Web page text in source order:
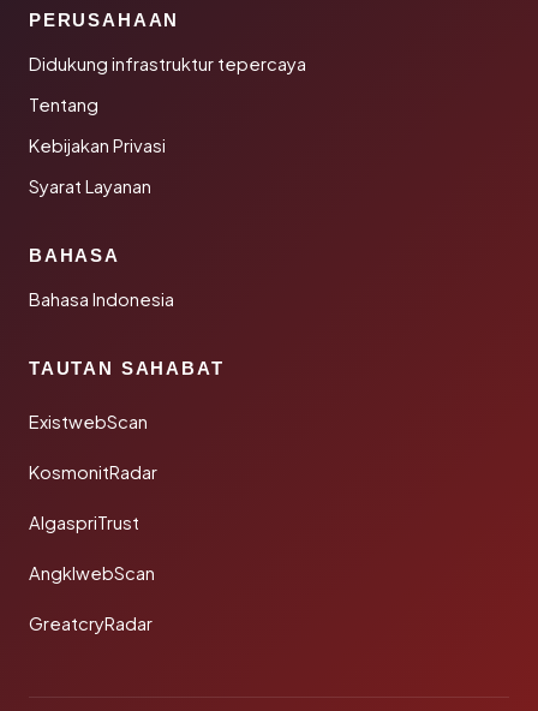
PERUSAHAAN
Didukung infrastruktur tepercaya
Tentang
Kebijakan Privasi
Syarat Layanan
BAHASA
Bahasa Indonesia
TAUTAN SAHABAT
ExistwebScan
KosmonitRadar
AlgaspriTrust
AngklwebScan
GreatcryRadar